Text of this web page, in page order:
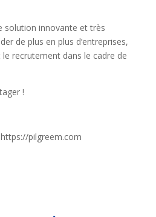
solution innovante et très
de plus en plus d’entreprises,
recrutement dans le cadre de
!
pilgreem.com